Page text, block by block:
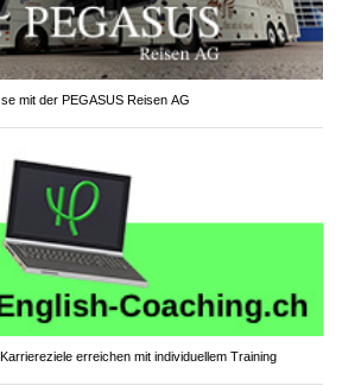
mit der PEGASUS Reisen AG
erreichen mit individuellem Training